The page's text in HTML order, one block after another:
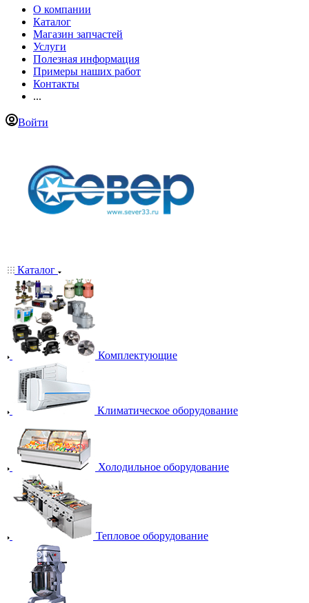
О компании
Каталог
Магазин запчастей
Услуги
Полезная информация
Примеры наших работ
Контакты
...
Войти
Каталог
Комплектующие
Климатическое оборудование
Холодильное оборудование
Тепловое оборудование